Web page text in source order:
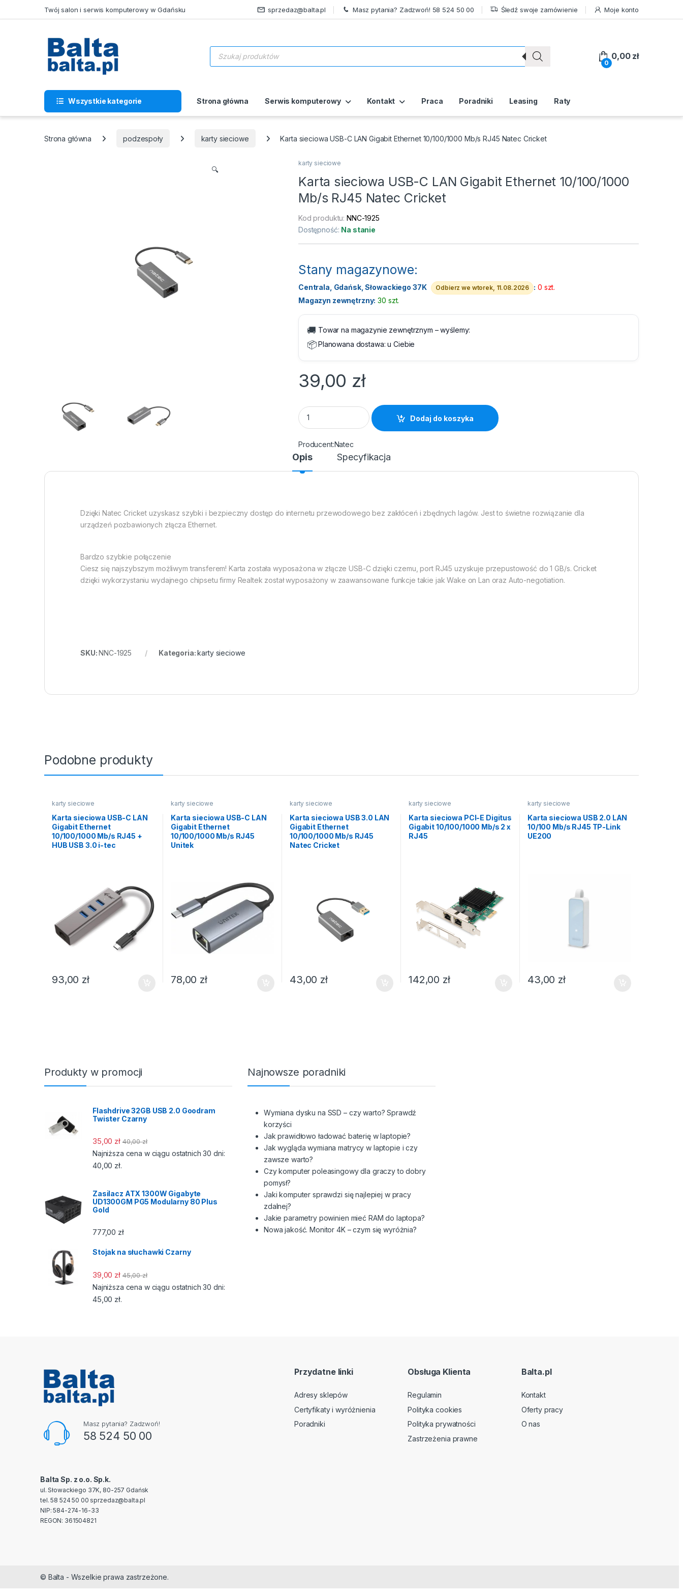
Skip to navigationTwój salon i serwis komputerowy w Gdańsku sprzedaz@balta.pl Masz pytania? Zadzwoń! 58 524 50 00 Śledź swoje zamówienie Moje konto
Wyszukiwarka produktów
0
0,00 zł
Wszystkie kategorie Strona główna Serwis komputerowy Kontakt Praca Poradniki Leasing Raty
Strona główna podzespoły karty sieciowe Karta sieciowa USB-C LAN Gigabit Ethernet 10/100/1000 Mb/s RJ45 Natec Cricket
🔍
karty sieciowe
Karta sieciowa USB-C LAN Gigabit Ethernet 10/100/1000
Mb/s RJ45 Natec Cricket
Kod produktu:NNC-1925
Dostępność: Na stanie
Stany magazynowe:
Centrala, Gdańsk, Słowackiego 37K Odbierz we wtorek, 11.08.2026 : 0 szt.
Magazyn zewnętrzny: 30 szt.
🚚 Towar na magazynie zewnętrznym – wyślemy:
📦Planowana dostawa:u Ciebie
39,00 zł
Karta sieciowa USB-C LAN Gigabit Ethernet 10/100/1000 Mb/s RJ45 Natec Cricket quantity
Dodaj do koszyka
Natec
Opis Specyfikacja
Dzięki Natec Cricket uzyskasz szybki i bezpieczny dostęp do internetu przewodowego bez zakłóceń i zbędnych lagów. Jest to świetne rozwiązanie dla
urządzeń pozbawionych złącza Ethernet.
Bardzo szybkie połączenie
Ciesz się najszybszym możliwym transferem! Karta została wyposażona w złącze USB-C dzięki czemu, port RJ45 uzyskuje przepustowość do 1 GB/s. Cricket
dzięki wykorzystaniu wydajnego chipsetu firmy Realtek został wyposażony w zaawansowane funkcje takie jak Wake on Lan oraz Auto-negotiation.
SKU:NNC-1925 Kategoria:karty sieciowe
Podobne produkty
karty sieciowe
Karta sieciowa USB-C LAN
Gigabit Ethernet
10/100/1000 Mb/s RJ45 +
HUB USB 3.0 i-tec
93,00 zł
karty sieciowe
Karta sieciowa USB-C LAN
Gigabit Ethernet
10/100/1000 Mb/s RJ45
Unitek
78,00 zł
karty sieciowe
Karta sieciowa USB 3.0 LAN
Gigabit Ethernet
10/100/1000 Mb/s RJ45
Natec Cricket
43,00 zł
karty sieciowe
Karta sieciowa PCI-E Digitus
Gigabit 10/100/1000 Mb/s 2 x
RJ45
142,00 zł
karty sieciowe
Karta sieciowa USB 2.0 LAN
10/100 Mb/s RJ45 TP-Link
UE200
43,00 zł
Produkty w promocji
Flashdrive 32GB USB 2.0 Goodram
Twister Czarny
35,00 zł 40,00zł
Najniższa cena w ciągu ostatnich 30 dni:
40,00 zł.
Zasilacz ATX 1300W Gigabyte
UD1300GM PG5 Modularny 80 Plus
Gold
777,00 zł
Stojak na słuchawki Czarny
39,00 zł 45,00zł
Najniższa cena w ciągu ostatnich 30 dni:
45,00 zł.
Najnowsze poradniki
Wymiana dysku na SSD – czy warto? Sprawdź
korzyści
Jak prawidłowo ładować baterię w laptopie?
Jak wygląda wymiana matrycy w laptopie i czy
zawsze warto?
Czy komputer poleasingowy dla graczy to dobry
pomysł?
Jaki komputer sprawdzi się najlepiej w pracy
zdalnej?
Jakie parametry powinien mieć RAM do laptopa?
Nowa jakość. Monitor 4K – czym się wyróżnia?
Masz pytania? Zadzwoń!
58 524 50 00
Balta Sp. z o.o. Sp.k.
ul. Słowackiego 37K, 80-257 Gdańsk
tel. 58 524 50 00sprzedaz@balta.pl
NIP: 584-274-16-33
REGON: 361504821
Przydatne linki
Adresy sklepów
Certyfikaty i wyróżnienia
Poradniki
Obsługa Klienta
Regulamin
Polityka cookies
Polityka prywatności
Zastrzeżenia prawne
Balta.pl
Kontakt
Oferty pracy
O nas
© Balta - Wszelkie prawa zastrzeżone.